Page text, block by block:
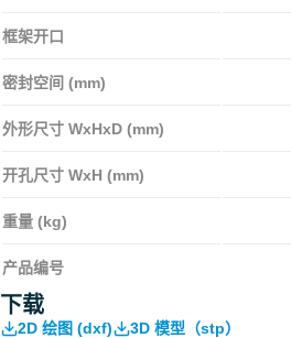
框架开口
密封空间 (mm)
外形尺寸 WxHxD (mm)
开孔尺寸 WxH (mm)
重量 (kg)
产品编号
下载
2D 绘图 (dxf) 3D 模型（stp）